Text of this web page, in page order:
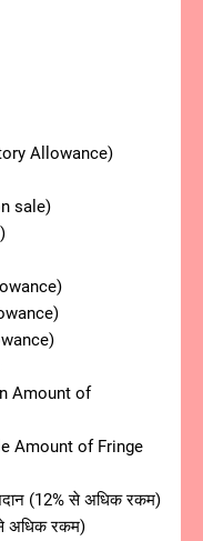
Allowance)
sale)
Amount of
Amount of Fringe
(12% से अधिक रकम)
से अधिक रकम)